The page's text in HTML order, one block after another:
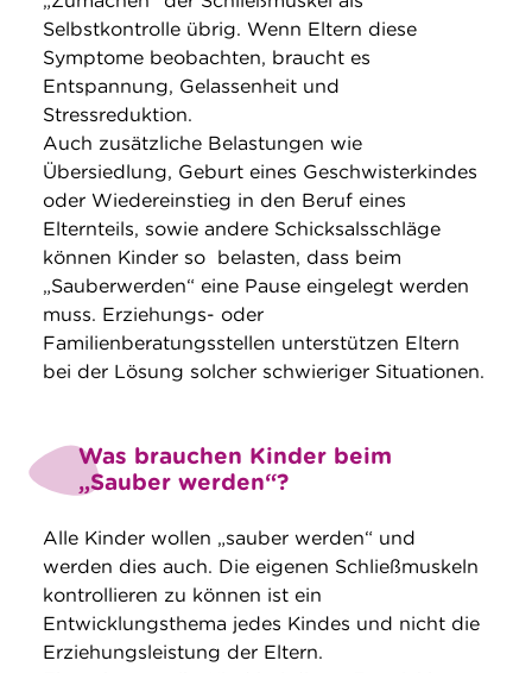
Selbstkontrolle übrig. Wenn Eltern diese
Symptome beobachten, braucht es
Entspannung, Gelassenheit und
Stressreduktion.
Auch zusätzliche Belastungen wie
Übersiedlung, Geburt eines Geschwisterkindes
oder Wiedereinstieg in den Beruf eines
Elternteils, sowie andere Schicksalsschläge
können Kinder so belasten, dass beim
„Sauberwerden“ eine Pause eingelegt werden
muss. Erziehungs- oder
Familienberatungsstellen unterstützen Eltern
bei der Lösung solcher schwieriger Situationen.
Was brauchen Kinder beim
„Sauber werden“?
Alle Kinder wollen „sauber werden“ und
werden dies auch. Die eigenen Schließmuskeln
kontrollieren zu können ist ein
Entwicklungsthema jedes Kindes und nicht die
Erziehungsleistung der Eltern.